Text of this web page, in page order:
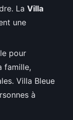
La Villa
une
pour
famille,
Villa Bleue
à